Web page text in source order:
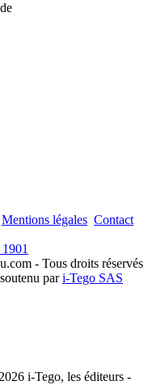
Mentions légales Contact
- Tous droits réservés
pari-Tego SAS
i-Tego, les éditeurs -